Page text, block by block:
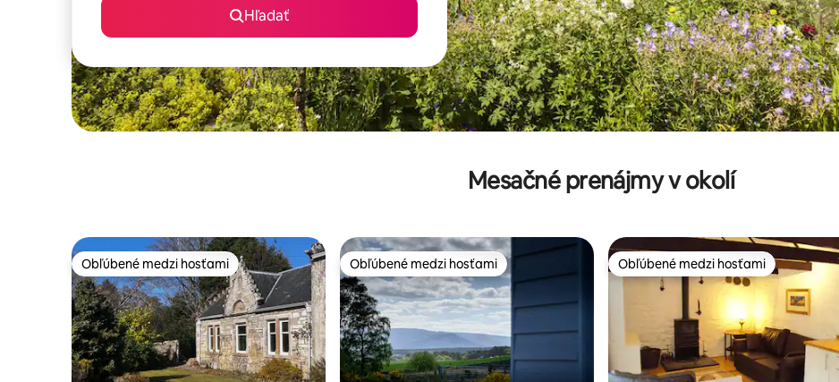
Hľadať
Mesačné prenájmy v okolí
Obľúbené medzi hosťami
Obľúbené medzi hosťami Obľúbené medzi hosťami
Obľúbené medzi hosťami Obľúbené medzi hosťami
Obľúbené medzi hosťami